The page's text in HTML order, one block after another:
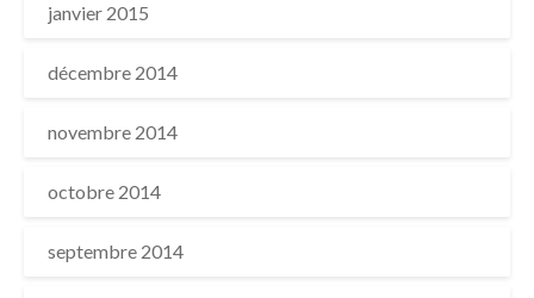
janvier 2015
décembre 2014
novembre 2014
octobre 2014
septembre 2014